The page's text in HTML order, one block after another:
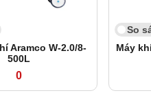
Aramco W-2.0/8-
500L
0
So
Máy